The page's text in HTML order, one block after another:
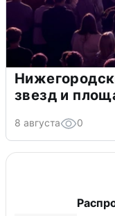
звезд и
8 августа 0